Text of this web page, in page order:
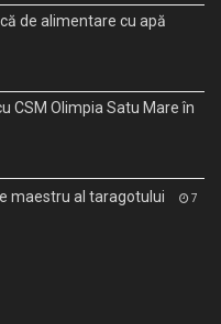
de alimentare cu apă
CSM Olimpia Satu Mare în
maestru al taragotului 7